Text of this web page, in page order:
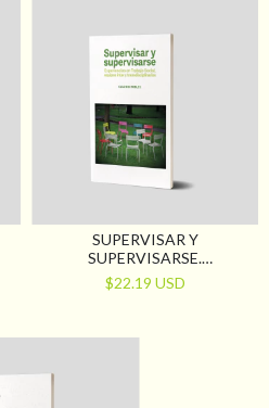
SUPERVISAR Y
SUPERVISARSE.
EXPERIENCIAS EN TRABAJO
SOCIAL, EQUIPOS INTER Y
$22.19 USD